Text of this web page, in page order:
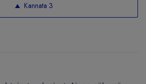
Kannata 3